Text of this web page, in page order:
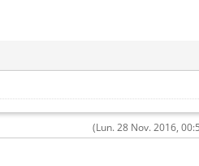
(Lun. 28 Nov. 2016,